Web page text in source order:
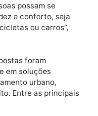
Diante
destacou a
prazo para mitigar os
prioritária para
Porto Velho.
possam se
e conforto, seja